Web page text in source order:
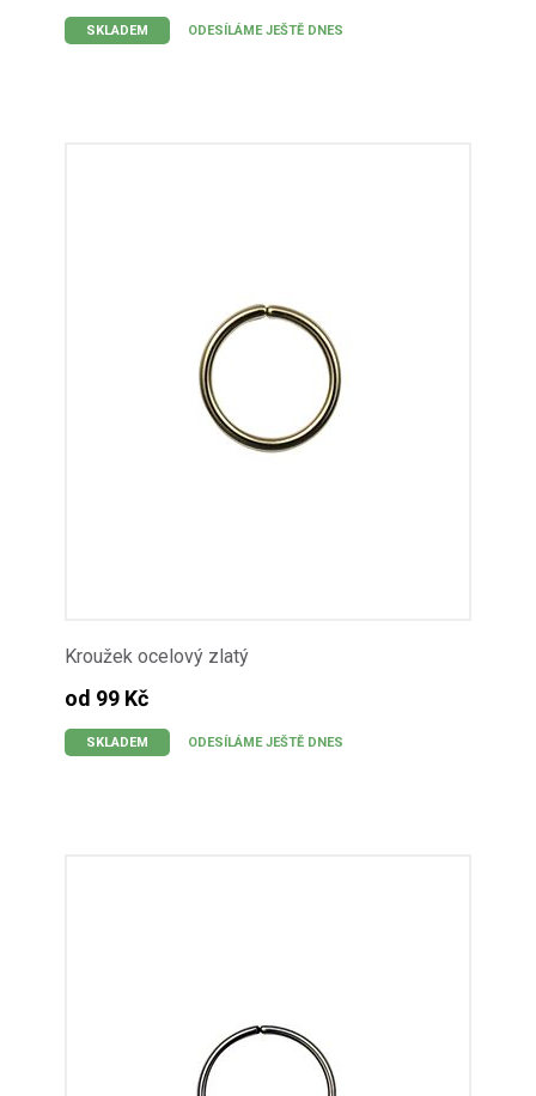
SKLADEM ODESÍLÁME JEŠTĚ DNES
Kroužek ocelový zlatý
od 99 Kč
SKLADEM ODESÍLÁME JEŠTĚ DNES